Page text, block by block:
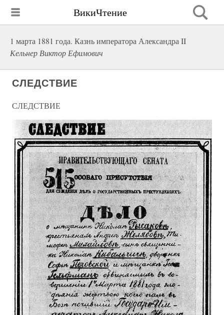
ВикиЧтение
1 марта 1881 года. Казнь императора Александра II
Кельнер Виктор Ефимович
СЛЕДСТВИЕ
СЛЕДСТВИЕ